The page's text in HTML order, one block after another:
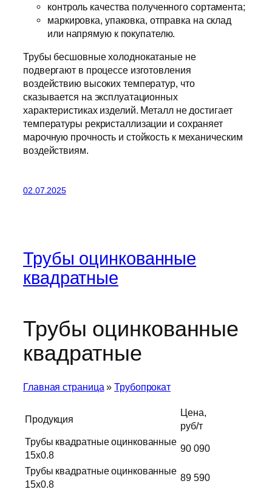
контроль качества полученного сортамента;
маркировка, упаковка, отправка на склад
или напрямую к покупателю.
Трубы бесшовные холоднокатаные не
подвергают в процессе изготовления
воздействию высоких температур, что
сказывается на эксплуатационных
характеристиках изделий. Металл не достигает
температуры рекристаллизации и сохраняет
марочную прочность и стойкость к механическим
воздействиям.
02.07.2025
Трубы оцинкованные
квадратные
Трубы оцинкованные
квадратные
Главная страница »Трубопрокат
Продукция
Цена,
руб/т
Трубы квадратные оцинкованные
15х0.8
90 090
Трубы квадратные оцинкованные
15х0.8
89 590